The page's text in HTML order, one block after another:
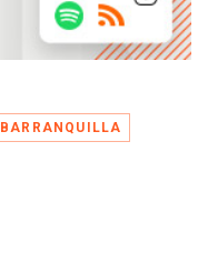
BARRANQUILLA